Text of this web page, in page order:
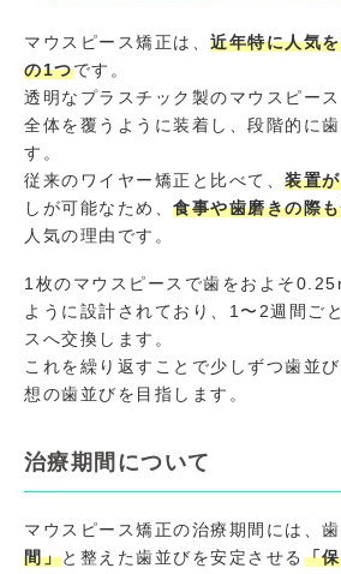
マウスピース矯正は、 近年特に人気
の1つです。
透明なプラスチック製のマウスピー
全体を覆うように装着し、段階的に
す。
従来のワイヤー矯正と比べて、 装置
しが可能なため、 食事や歯磨きの際
人気の理由です。
1枚のマウスピースで歯をおよそ
ように設計されており、1〜2週間ご
スへ交換します。
これを繰り返すことで少しずつ歯並
想の歯並びを目指します。
治療期間について
マウスピース矯正の治療期間には、
間」と整えた歯並びを安定させる 「